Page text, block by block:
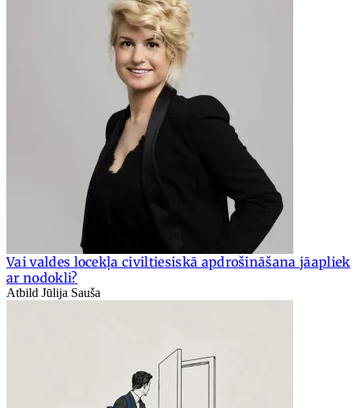
Vai valdes locekļa civiltiesiskā apdrošināšana jāapliek
ar nodokli?
Atbild Jūlija Sauša